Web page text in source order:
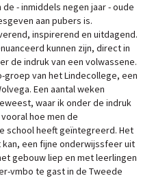
- inmiddels negen jaar - oude
aan pubers is.
inspirerend en uitdagend.
kunnen zijn, direct in
de indruk van een volwassene.
van het Lindecollege, een
Een aantal weken
waar ik onder de indruk
hoe men de
school heeft geïntegreerd. Het
een fijne onderwijssfeer uit
gebouw liep en met leerlingen
vmbo te gast in de Tweede